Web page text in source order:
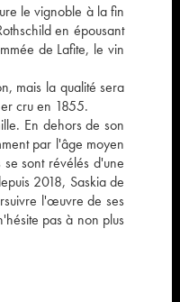
le vignoble à la fin
en épousant
de Lafite, le vin
mais la qualité sera
cru en 1855.
En dehors de son
par l'âge moyen
sont révélés d'une
2018, Saskia de
l'œuvre de ses
pas à non plus